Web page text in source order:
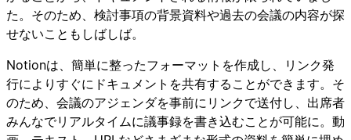
た。そのため、検討事項の背景資料や過去の会議の内容が探
せないこともしばしば。
Notionは、簡単に整ったフォーマットを作成し、リンク発
行によりすぐにドキュメントを共有することができます。そ
のため、会議のアジェンダを事前にリンクで送付し、出席者
みんなでリアルタイムに議事録を書き込むことが可能に。動